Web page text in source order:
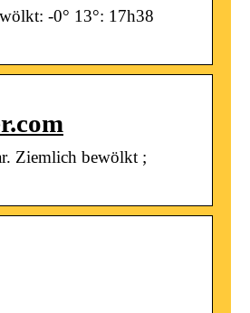
-0° 13°: 17h38
Ziemlich bewölkt ;